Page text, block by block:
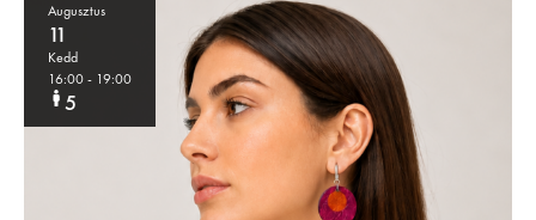
Augusztus
11
Kedd
16:00- 19:00
5